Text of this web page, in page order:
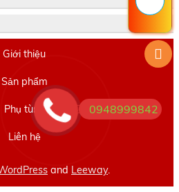
Giới thiệu
Sản phẩm
Phụ tùng
Liên hệ
and Leeway.
0948999842